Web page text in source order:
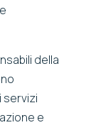
della
servizi
e